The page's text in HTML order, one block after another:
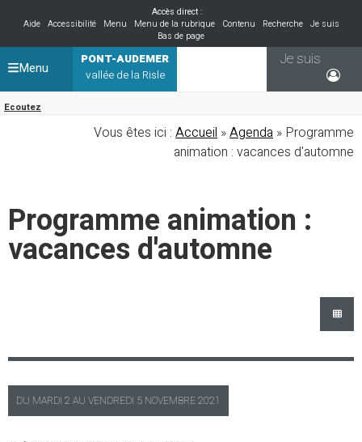
Accès direct :
Aide
Accessibilité Menu Menu de la rubrique Contenu Recherche
Je suis
Bas de page
PONT-AUDEMER
vallée de la Risle
Ecoutez
Je suis
Menu
Vous êtes ici : Accueil »Agenda » Programme
animation : vacances d'automne
Programme animation :
vacances d'automne
DU MARDI 2 AU VENDREDI 5 NOVEMBRE 2021